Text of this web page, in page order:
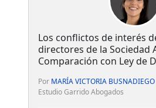
Los conflictos de interés
directores de la Sociedad
Comparación con Ley de
Por MARÍA VICTORIA BUSNADIEGO
Estudio Garrido Abogados